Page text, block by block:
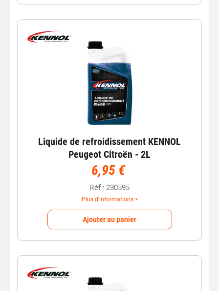
Liquide de refroidissement KENNOL
Peugeot Citroën - 2L
6,95 €
Réf : 230595
Plus d'informations >
Ajouter au panier